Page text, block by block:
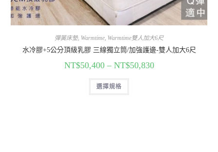
彈簧床墊, Warmtime, Warmtime雙人加大6尺
水冷膠+5公分頂級乳膠 三線獨立筒/加強護邊-雙人加大6尺
NT$50,400– NT$50,830
選擇規格